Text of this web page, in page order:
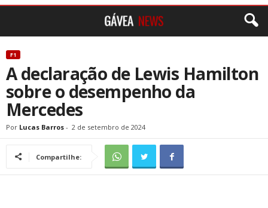
F1
A declaração de Lewis Hamilton
sobre o desempenho da
Mercedes
Por Lucas Barros - 2 de setembro de 2024
Compartilhe: